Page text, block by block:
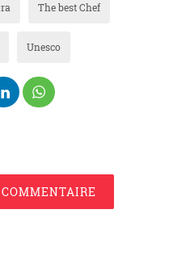
The best Chef
Unesco